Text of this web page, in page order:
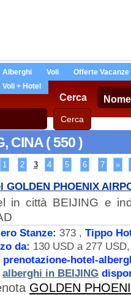
Alberghi Voli
Offerte Vacanze
Voli + Hotel
Cerca
CINA ( 550 )
1 2 3 4 5 6 7 »
GOLDEN PHOENIX
in città BEIJING e
Stanze: 373 , Tippo
da: 130 USD a 277
prenotazione-hotel-
alberghi in BEIJING
GOLDEN